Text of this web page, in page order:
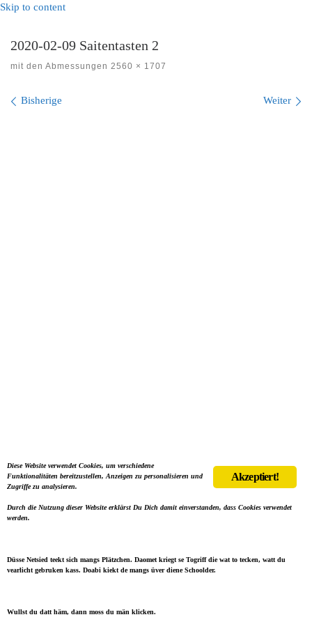
Skip to content
2020-02-09 Saitentasten 2
mit den Abmessungen 2560 × 1707
Bilder Navigation
Bisherige Weiter
Akzeptiert!
Diese Website verwendet Cookies, um verschiedene
Funktionalitäten bereitzustellen, Anzeigen zu personalisieren und
Zugriffe zu analysieren.
Durch die Nutzung dieser Website erklärst Du Dich damit einverstanden, dass Cookies verwendet
werden.
Düsse Netsied teekt sich mangs Plätzchen. Daomet kriegt se Togriff die wat to tecken, watt du
vearlicht gebruken kass. Doabi kiekt de mangs üver diene Schoolder.
Wullst du datt häm, dann moss du män klicken.